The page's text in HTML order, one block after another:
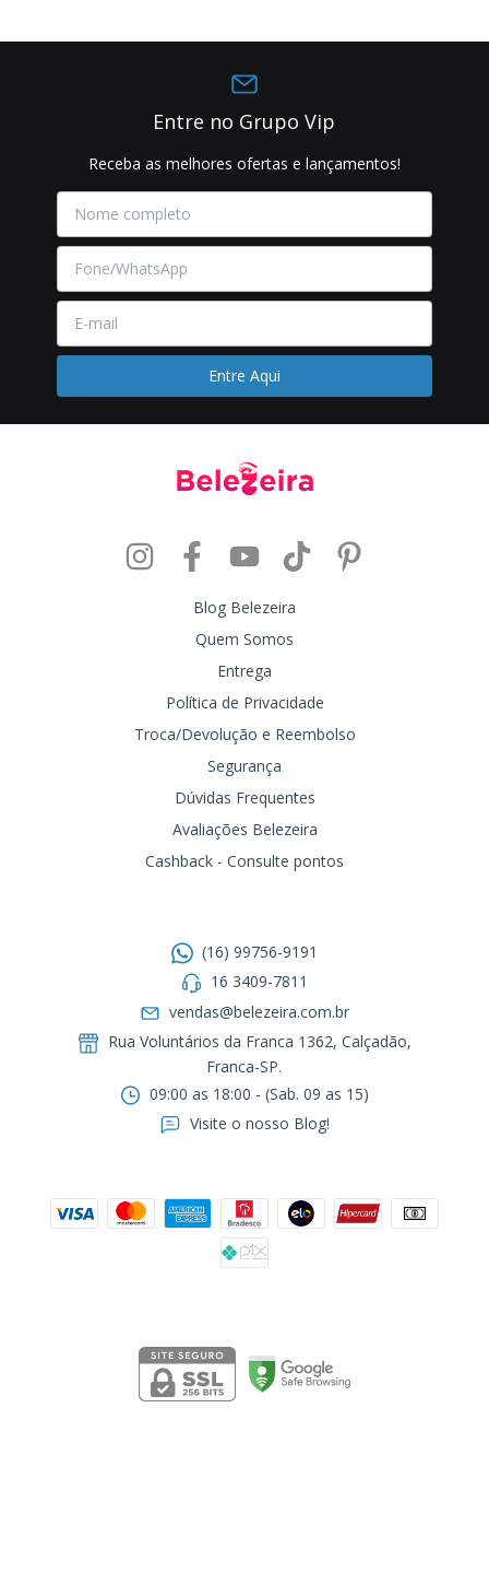
Entre no Grupo Vip
Receba as melhores ofertas e lançamentos!
Blog Belezeira
Quem Somos
Entrega
Política de Privacidade
Troca/Devolução e Reembolso
Segurança
Dúvidas Frequentes
Avaliações Belezeira
Cashback - Consulte pontos
(16) 99756-9191
16 3409-7811
vendas@belezeira.com.br
Rua Voluntários da Franca 1362, Calçadão,
Franca-SP.ㅤㅤㅤㅤㅤㅤㅤㅤㅤㅤㅤ
09:00 as 18:00 - (Sab. 09 as 15)
Visite o nosso Blog!